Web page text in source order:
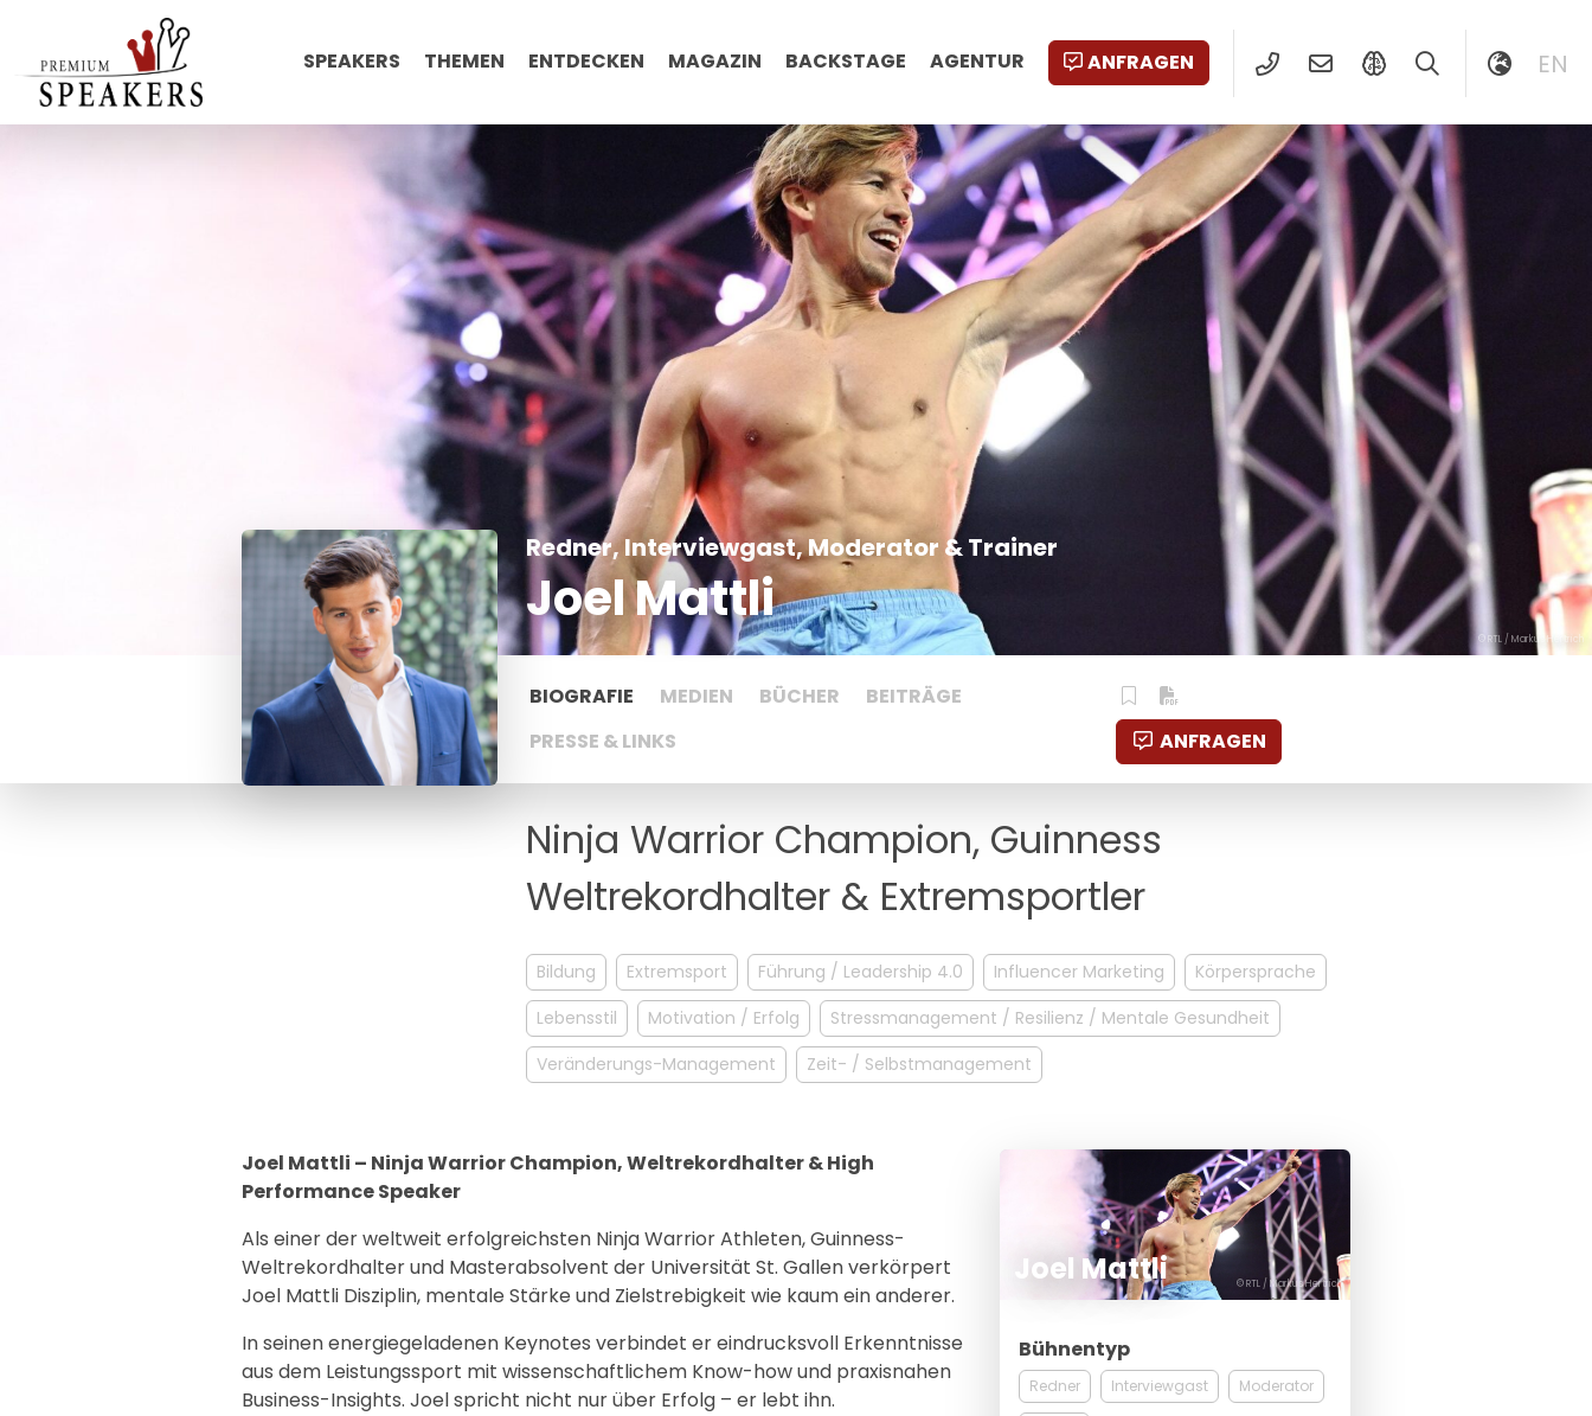
SPEAKERS THEMEN ENTDECKEN MAGAZIN BACKSTAGE AGENTUR ANFRAGEN EN
© RTL / Markus Hertrich
Redner, Interviewgast, Moderator & Trainer
Joel Mattli
BIOGRAFIE MEDIEN BÜCHER
BEITRÄGE
PRESSE & LINKS
ANFRAGEN
Ninja Warrior Champion, Guinness
Weltrekordhalter & Extremsportler
Bildung Extremsport Führung / Leadership 4.0 Influencer Marketing
Körpersprache
Lebensstil
Motivation / Erfolg
Stressmanagement / Resilienz / Mentale Gesundheit
Veränderungs-Management
Zeit- / Selbstmanagement
Joel Mattli – Ninja Warrior Champion, Weltrekordhalter & High
Performance Speaker
Als einer der weltweit erfolgreichsten Ninja Warrior Athleten, Guinness-
Weltrekordhalter und Masterabsolvent der Universität St. Gallen verkörpert
Joel Mattli Disziplin, mentale Stärke und Zielstrebigkeit wie kaum ein anderer.
In seinen energiegeladenen Keynotes verbindet er eindrucksvoll Erkenntnisse
aus dem Leistungssport mit wissenschaftlichem Know-how und praxisnahen
Business-Insights. Joel spricht nicht nur über Erfolg – er lebt ihn.
© RTL / Markus Hertrich
Joel Mattli
Bühnentyp
Redner Interviewgast Moderator